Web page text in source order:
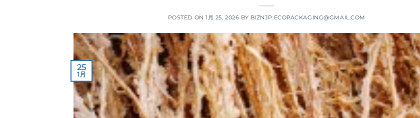
POSTED ON1月 25, 2026 BY BIZNJP.ECOPACKAGING@GMAIL.COM
25
1月